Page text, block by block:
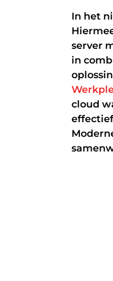
In het
server
in
cloud